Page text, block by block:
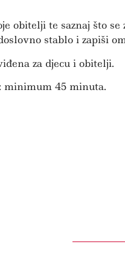
obitelji te saznaj što
stablo i zapiši
za djecu i obitelji.
minimum 45 minuta.